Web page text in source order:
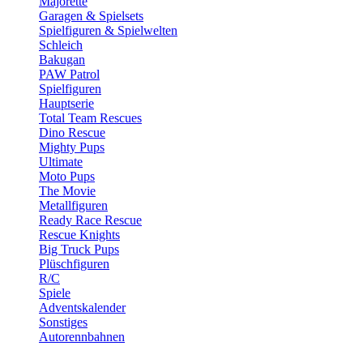
Garagen & Spielsets
Spielfiguren & Spielwelten
Schleich
Bakugan
PAW Patrol
Spielfiguren
Hauptserie
Total Team Rescues
Dino Rescue
Mighty Pups
Ultimate
Moto Pups
The Movie
Metallfiguren
Ready Race Rescue
Rescue Knights
Big Truck Pups
Plüschfiguren
R/C
Spiele
Adventskalender
Sonstiges
Autorennbahnen